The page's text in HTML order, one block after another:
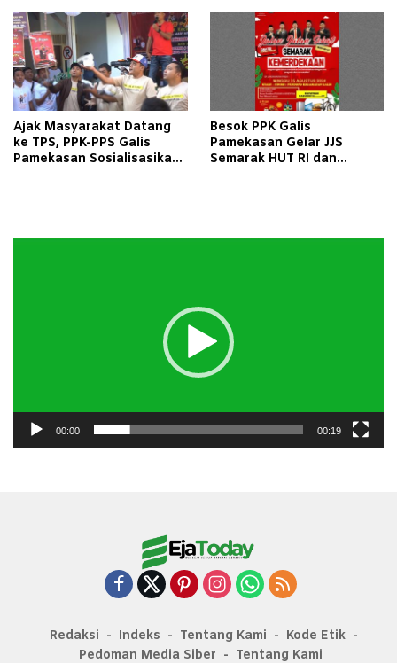
Ajak Masyarakat Datang
ke TPS, PPK-PPS Galis
Pamekasan Sosialisasikan
Besok PPK Galis
Pamekasan Gelar JJS
Semarak HUT RI dan
00:00 00:19
Redaksi Indeks Tentang Kami
Kode Etik
Pedoman Media Siber
Tentang Kami